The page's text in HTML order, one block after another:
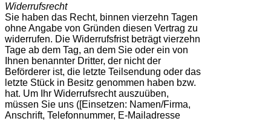
Widerrufsrecht
Sie haben das Recht, binnen vierzehn Tagen
ohne Angabe von Gründen diesen Vertrag zu
widerrufen. Die Widerrufsfrist beträgt vierzehn
Tage ab dem Tag, an dem Sie oder ein von
Ihnen benannter Dritter, der nicht der
Beförderer ist, die letzte Teilsendung oder das
letzte Stück in Besitz genommen haben bzw.
hat. Um Ihr Widerrufsrecht auszuüben,
müssen Sie uns ([Einsetzen: Namen/Firma,
Anschrift, Telefonnummer, E-Mailadresse